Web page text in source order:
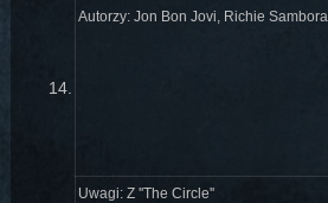
14.
Autorzy: Jon Bon Jovi, Richie Sambora
Uwagi: Z ''The Circle''